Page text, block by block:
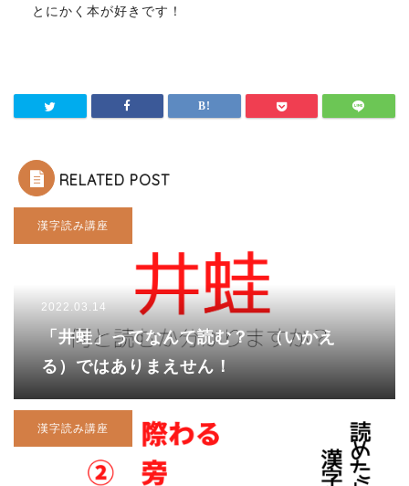
とにかく本が好きです！
RELATED POST
漢字読み講座
2022.03.14
「井蛙」ってなんて読む？ （いかえ
る）ではありまえせん！
漢字読み講座